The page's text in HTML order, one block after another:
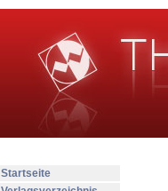
Startseite